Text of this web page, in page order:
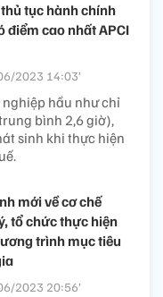
tục hành chính
điểm cao nhất APCI
2023 14:03’
nghiệp hầu như chỉ
bình 2,6 giờ),
sinh khi thực hiện
mới về cơ chế
tổ chức thực hiện
trình mục tiêu
2023 20:56’